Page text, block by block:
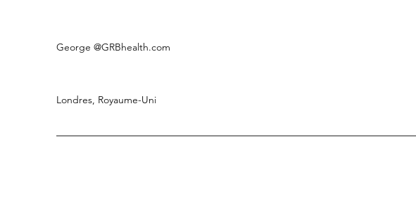
George @GRBhealth.com
Londres, Royaume-Uni